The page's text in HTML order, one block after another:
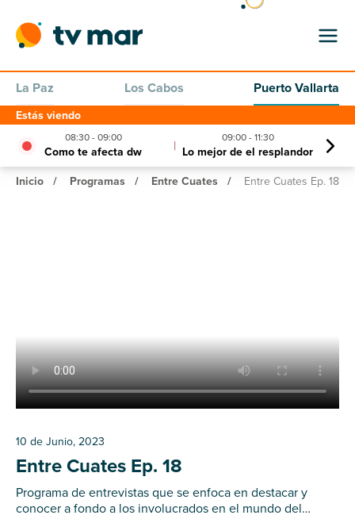
La Paz Los Cabos Puerto Vallarta
Estás viendo
08:30 - 09:00
Como te afecta dw | 09:00 - 11:30
Lo mejor de el resplandor
Inicio / Programas / Entre Cuates / Entre Cuates Ep. 18
10 de Junio, 2023
Entre Cuates Ep. 18
Programa de entrevistas que se enfoca en destacar y
conocer a fondo a los involucrados en el mundo del